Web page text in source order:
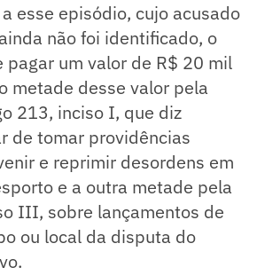
esse episódio, cujo acusado
não foi identificado, o
pagar um valor de R$ 20 mil
metade desse valor pela
213, inciso I, que diz
de tomar providências
e reprimir desordens em
e a outra metade pela
III, sobre lançamentos de
ou local da disputa do